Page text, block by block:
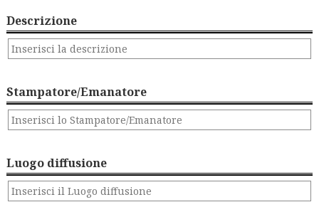
Descrizione
Stampatore/Emanatore
Luogo diffusione